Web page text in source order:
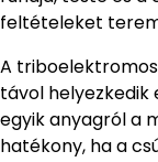
feltételeket
A
távol helyezkedik
egyik anyagról a
hatékony, ha a